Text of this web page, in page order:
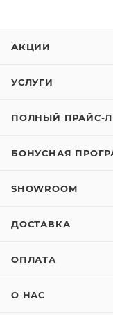
АКЦИИ
УСЛУГИ
ПОЛНЫЙ ПРАЙС-
БОНУСНАЯ
SHOWROOM
ДОСТАВКА
ОПЛАТА
О НАС